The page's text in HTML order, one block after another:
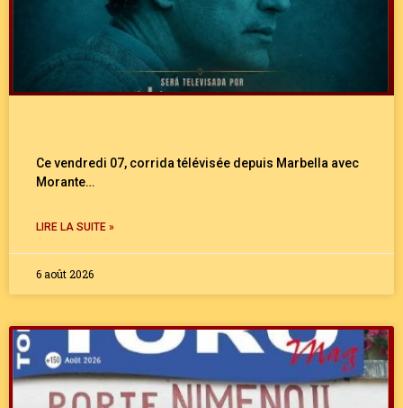
Ce vendredi 07, corrida télévisée depuis Marbella avec
Morante…
LIRE LA SUITE »
6 août 2026